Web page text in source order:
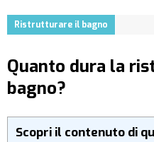
Ristrutturare il bagno
Quanto dura la
bagno?
Scopri il contenuto di